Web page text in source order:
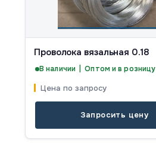
Проволока вязальная 0.18
В наличии | Оптом и в розницу
Цена по запросу
Запросить цену